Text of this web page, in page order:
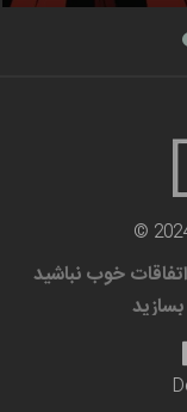
©
خوب نباشید